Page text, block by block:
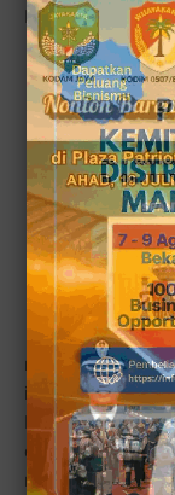
belang merah-
moncong
ini dengan
buah-buahan
dan ditambah
nikmat bila